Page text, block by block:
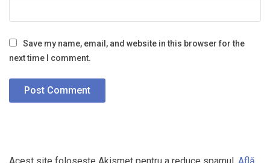
Save my name, email, and website in this browser for the
next time I comment.